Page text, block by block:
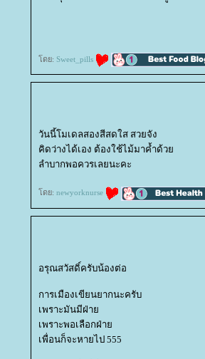
ดย: Sweet_pills
วันนี้โมเดลสองสีสดใส สวยจัง
คิดว่างได้เอง ต้องใช้ไม้มาค้ำด้ว
ลำบากพอควรเลยนะคะ
ดย: newyorknurse
อรุณสวัสดิ์ครับน้องต่อ
การเมืองเขียนยากนะครับ
เพราะมันมีฝ่า
เพราะพอเลือกฝ่า
เพื่อนก็จะหายไป 555